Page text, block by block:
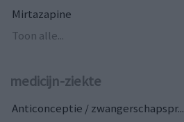
Mirtazapine
Toon alle...
medicijn-ziekte
Anticonceptie / zwangerschapspr...